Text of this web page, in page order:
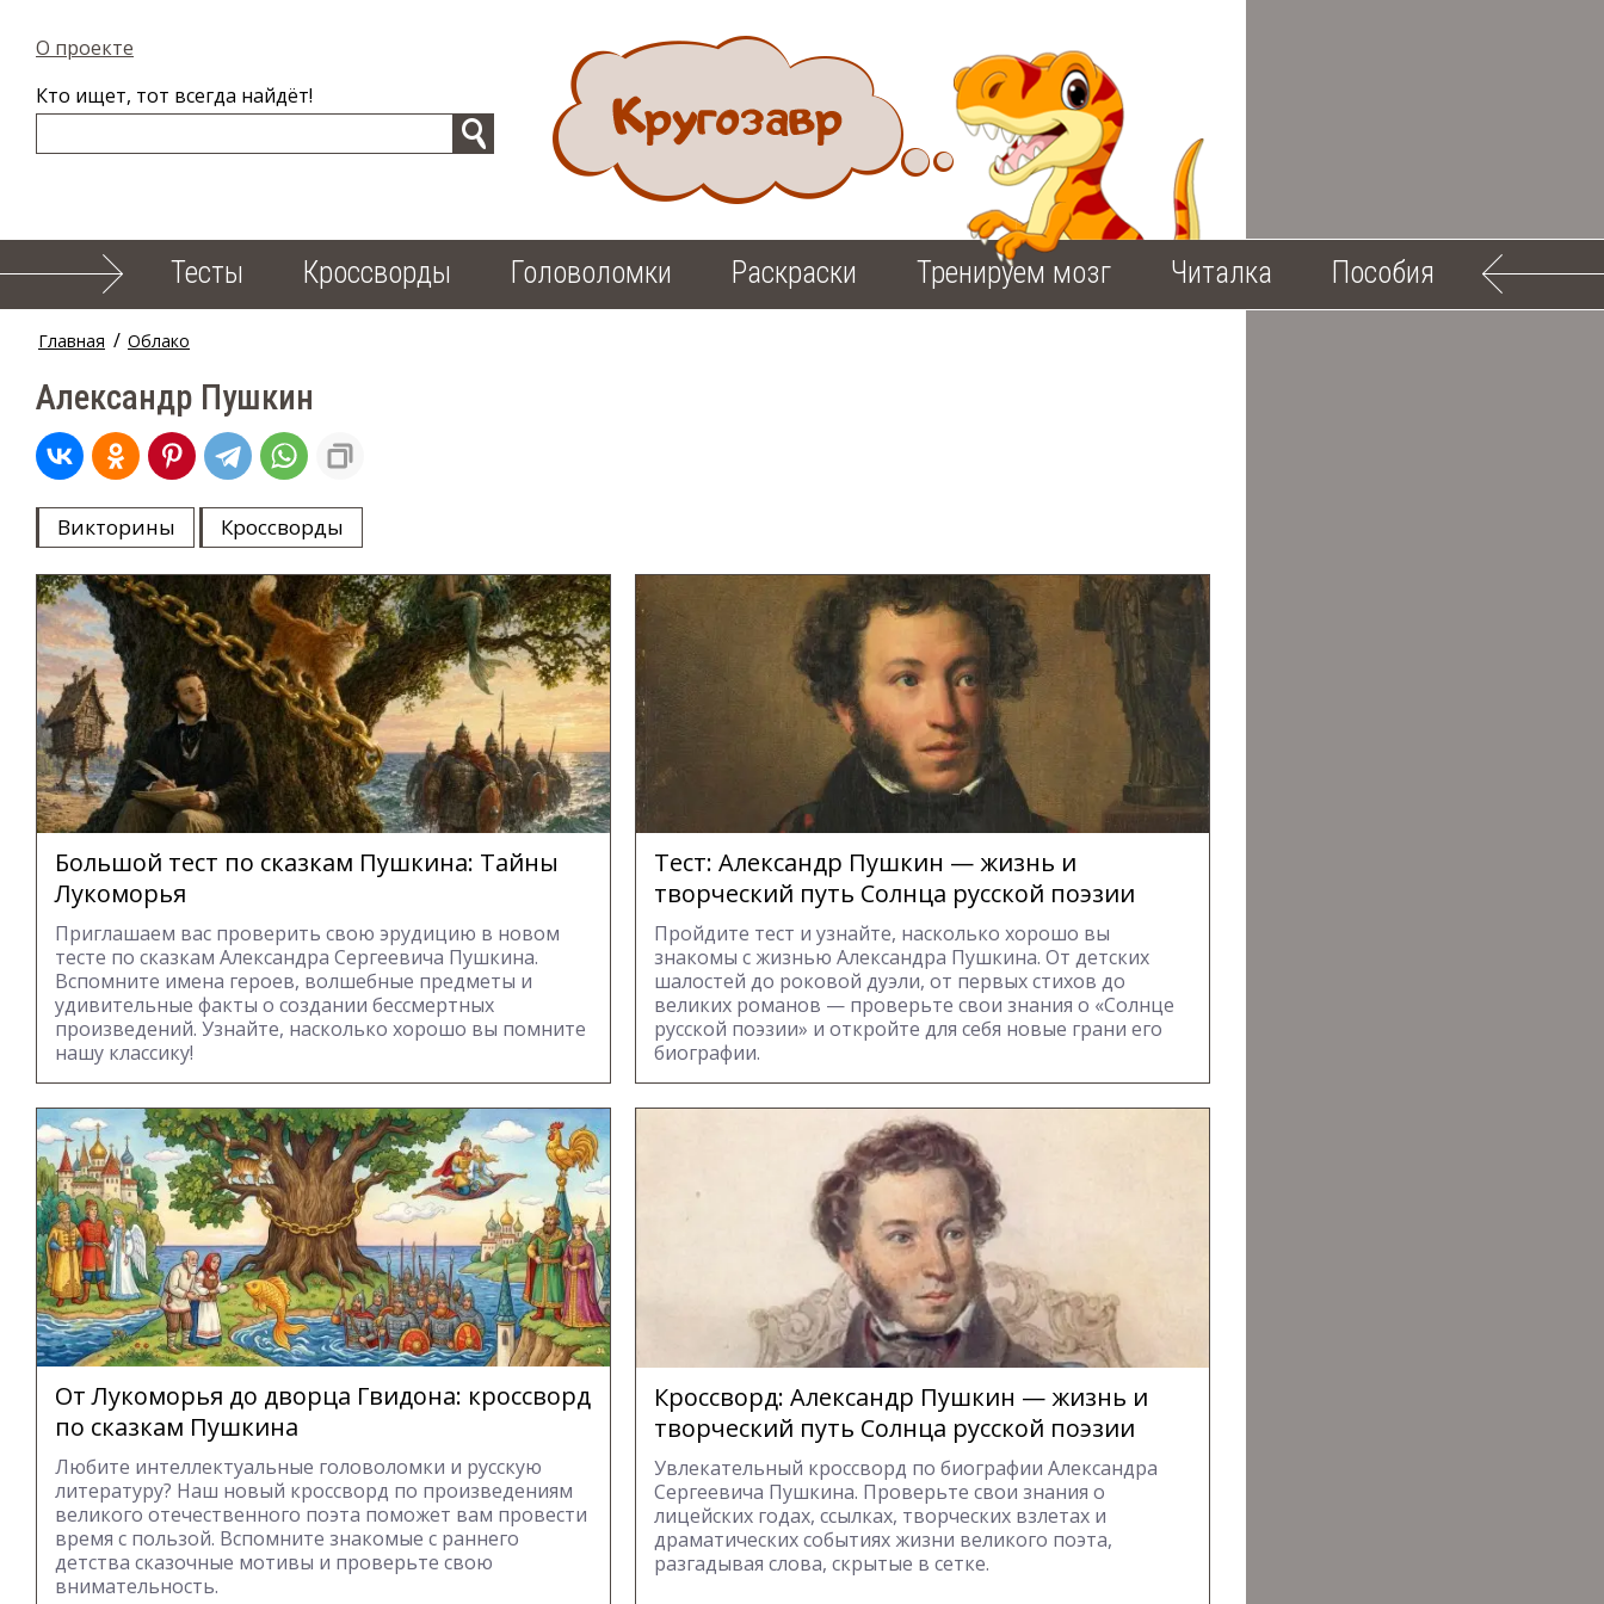
О проекте
Кто ищет, тот всегда найдёт!
Тесты Кроссворды Головоломки Раскраски Тренируем мозг Читалка Пособия
Главная / Облако
Александр Пушкин
Викторины Кроссворды
Большой тест по сказкам Пушкина: Тайны
Лукоморья
Приглашаем вас проверить свою эрудицию в новом
тесте по сказкам Александра Сергеевича Пушкина.
Вспомните имена героев, волшебные предметы и
удивительные факты о создании бессмертных
произведений. Узнайте, насколько хорошо вы помните
нашу классику!
Тест: Александр Пушкин — жизнь и
творческий путь Солнца русской поэзии
Пройдите тест и узнайте, насколько хорошо вы
знакомы с жизнью Александра Пушкина. От детских
шалостей до роковой дуэли, от первых стихов до
великих романов — проверьте свои знания о «Солнце
русской поэзии» и откройте для себя новые грани его
биографии.
От Лукоморья до дворца Гвидона: кроссворд
по сказкам Пушкина
Любите интеллектуальные головоломки и русскую
литературу? Наш новый кроссворд по произведениям
великого отечественного поэта поможет вам провести
время с пользой. Вспомните знакомые с раннего
детства сказочные мотивы и проверьте свою
внимательность.
Кроссворд: Александр Пушкин — жизнь и
творческий путь Солнца русской поэзии
Увлекательный кроссворд по биографии Александра
Сергеевича Пушкина. Проверьте свои знания о
лицейских годах, ссылках, творческих взлетах и
драматических событиях жизни великого поэта,
разгадывая слова, скрытые в сетке.